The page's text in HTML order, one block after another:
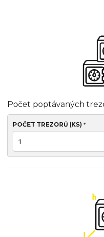
Počet poptávaných
POČET TREZORŮ (KS) *